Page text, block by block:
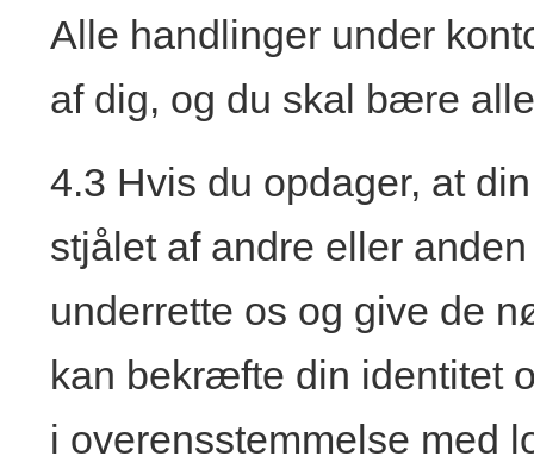
Alle handlinger under
af dig, og du skal bære
4.3 Hvis du opdager, at
stjålet af andre eller
underrette os og give de
kan bekræfte din identitet
i overensstemmelse med